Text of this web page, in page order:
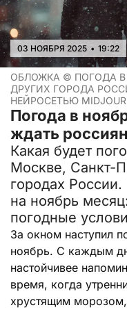
03 НОЯБРЯ 2025 • 19:22
ОБЛОЖКА © ПОГОДА
ДРУГИХ ГОРОДА
НЕЙРОСЕТЬЮ
Погода в
ждать
Какая будет
Москве, Санкт-
городах
на ноябрь
погодные
За окном наступил
ноябрь. С каждым
настойчивее
время, когда
хрустящим